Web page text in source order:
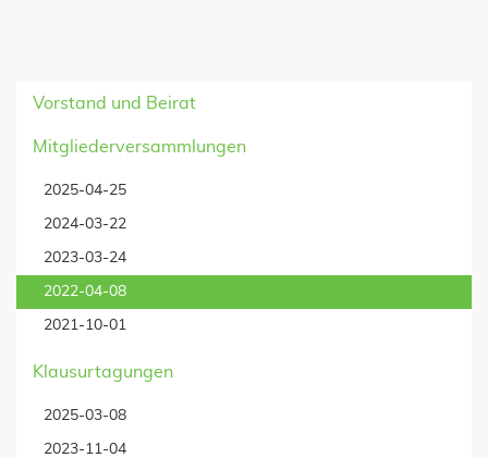
Vorstand und Beirat
Mitgliederversammlungen
2025-04-25
2024-03-22
2023-03-24
2022-04-08
2021-10-01
Klausurtagungen
2025-03-08
2023-11-04